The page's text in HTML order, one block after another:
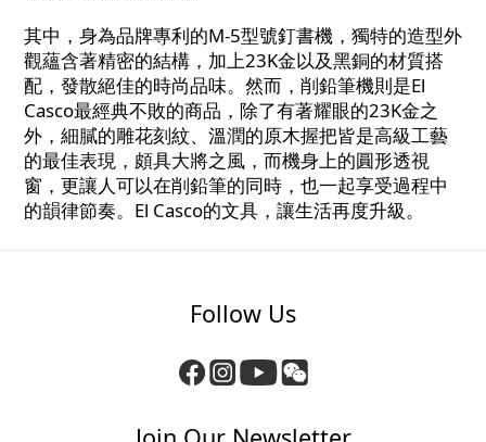
其中，身為品牌專利的M-5型號釘書機，獨特的造型外
觀蘊含著精密的結構，加上23K金以及黑銅的材質搭
配，發散絕佳的時尚品味。然而，削鉛筆機則是El
Casco最經典不敗的商品，除了有著耀眼的23K金之
外，細膩的雕花刻紋、溫潤的原木握把皆是高級工藝
的最佳表現，頗具大將之風，而機身上的圓形透視
窗，更讓人可以在削鉛筆的同時，也一起享受過程中
的韻律節奏。El Casco的文具，讓生活再度升級。
Follow Us